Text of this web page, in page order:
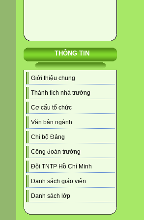
THÔNG TIN
Giới thiệu chung
Thành tích nhà trường
Cơ cấu tổ chức
Văn bản ngành
Chi bộ Đảng
Công đoàn trường
Đội TNTP Hồ Chí Minh
Danh sách giáo viên
Danh sách lớp